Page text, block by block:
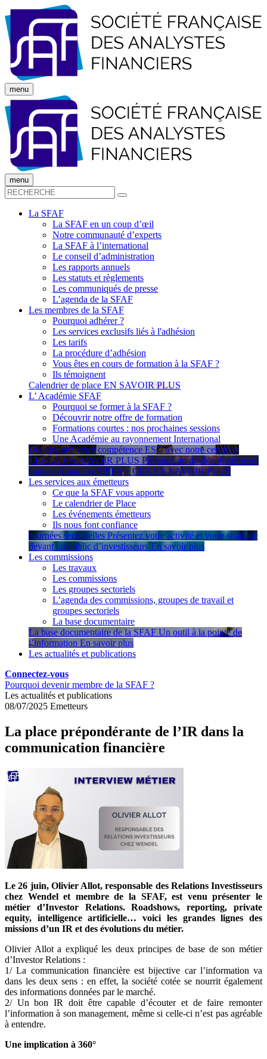
menu
menu
La SFAF
La SFAF en un coup d’œil
Notre communauté d’experts
La SFAF à l’international
Le conseil d’administration
Les rapports annuels
Les statuts et règlements
Les communiqués de presse
L’agenda de la SFAF
Les membres de la SFAF
Pourquoi adhérer ?
Les services exclusifs liés à l'adhésion
Les tarifs
La procédure d’adhésion
Vous êtes en cours de formation à la SFAF ?
Ils témoignent
Calendrier de place EN SAVOIR PLUS
L’ Académie SFAF
Pourquoi se former à la SFAF ?
Découvrir notre offre de formation
Formations courtes : nos prochaines sessions
Une Académie au rayonnement International
Développez votre compétence ESG avec notre certificat
CESGA EN SAVOIR PLUS Préparez un double diplôme en
analyse financière CEFA + CIIA EN SAVOIR PLUS
Les services aux émetteurs
Ce que la SFAF vous apporte
Le calendrier de Place
Les événements émetteurs
Ils nous font confiance
Journées sectorielles Présentez votre activité et votre stratégie
devant un public d’investisseurs En savoir plus
Les commissions
Les travaux
Les commissions
Les groupes sectoriels
L’agenda des commissions, groupes de travail et
groupes sectoriels
La base documentaire
La base documentaire de la SFAF Un outil à la pointe de
l’information En savoir plus
Les actualités et publications
Connectez-vous
Pourquoi devenir membre de la SFAF ?
Les actualités et publications
08/07/2025 Emetteurs
La place prépondérante de l’IR dans la
communication financière
Le 26 juin, Olivier Allot, responsable des Relations Investisseurs
chez Wendel et membre de la SFAF, est venu présenter le
métier d’Investor Relations. Roadshows, reporting, private
equity, intelligence artificielle… voici les grandes lignes des
missions d’un IR et des évolutions du métier.
Olivier Allot a expliqué les deux principes de base de son métier
d’Investor Relations :
1/ La communication financière est bijective car l’information va
dans les deux sens : en effet, la société cotée se nourrit également
des informations données par le marché.
2/ Un bon IR doit être capable d’écouter et de faire remonter
l’information à son management, même si celle-ci n’est pas agréable
à entendre.
Une implication à 360°